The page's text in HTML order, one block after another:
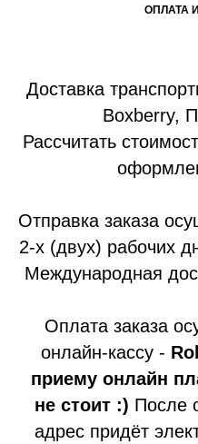
ОПЛАТА
Доставка
Boxberry,
Рассчитать
Отправка заказа
2-х (двух) рабочих
Международная
Оплата заказа
онлайн-кассу -
приему онлайн
не стоит :) После
адрес придёт